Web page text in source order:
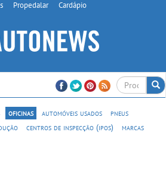
Propedalar Cardápio
oficinas automóveis usados
pneus
centros de inspecção (ipos)
marcas